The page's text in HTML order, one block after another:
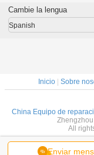
Enviar
Cambie la lengua
Spanish
Inicio Sobre
China Equipo de
All